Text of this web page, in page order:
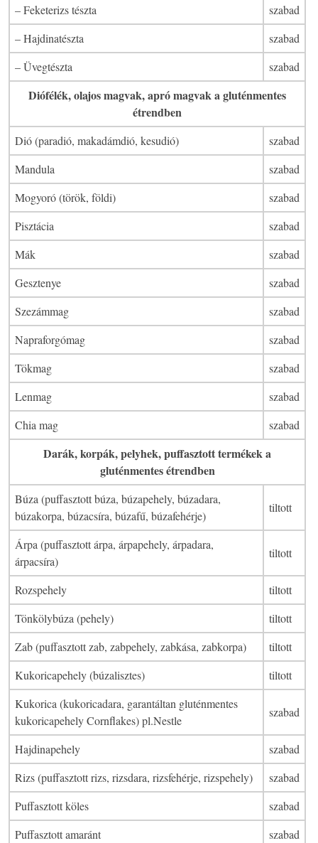
– Feketerizs tészta
szabad
– Hajdinatészta
szabad
– Üvegtészta
szabad
Diófélék, olajos magvak, apró magvak a gluténmentes
étrendben
Dió (paradió, makadámdió, kesudió)
szabad
Mandula
szabad
Mogyoró (török, földi)
szabad
Pisztácia
szabad
Mák
szabad
Gesztenye
szabad
Szezámmag
szabad
Napraforgómag
szabad
Tökmag
szabad
Lenmag
szabad
Chia mag
szabad
Darák, korpák, pelyhek, puffasztott termékek a
gluténmentes étrendben
Búza (puffasztott búza, búzapehely, búzadara,
búzakorpa, búzacsíra, búzafű, búzafehérje)
tiltott
Árpa (puffasztott árpa, árpapehely, árpadara,
árpacsíra)
tiltott
Rozspehely
tiltott
Tönkölybúza (pehely)
tiltott
Zab (puffasztott zab, zabpehely, zabkása, zabkorpa)
tiltott
Kukoricapehely (búzalisztes)
tiltott
Kukorica (kukoricadara, garantáltan gluténmentes
kukoricapehely Cornflakes) pl.Nestle
szabad
Hajdinapehely
szabad
Rizs (puffasztott rizs, rizsdara, rizsfehérje, rizspehely)
szabad
Puffasztott köles
szabad
Puffasztott amaránt
szabad